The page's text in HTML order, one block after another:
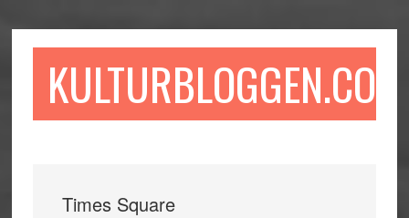
till
till
sidofältet
till
KULTURBLOGGEN.COM
Times Square